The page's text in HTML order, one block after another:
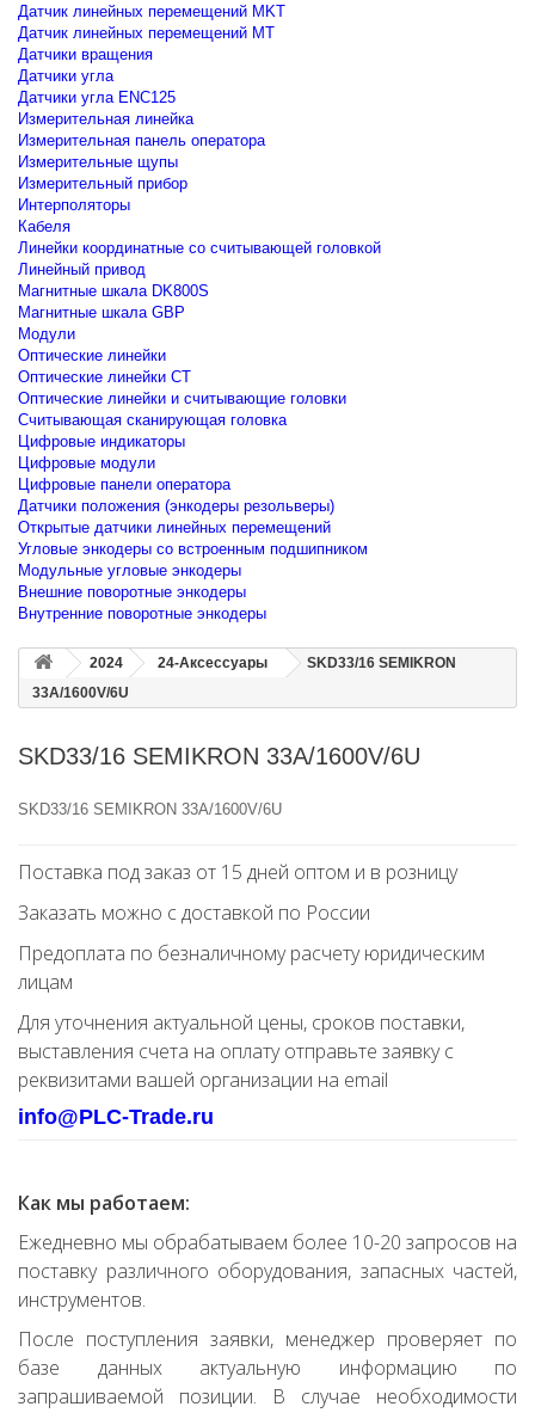
Датчик линейных перемещений MKT
Датчик линейных перемещений MT
Датчики вращения
Датчики угла
Датчики угла ENC125
Измерительная линейка
Измерительная панель оператора
Измерительные щупы
Измерительный прибор
Интерполяторы
Кабеля
Линейки координатные со считывающей головкой
Линейный привод
Магнитные шкала DK800S
Магнитные шкала GBP
Модули
Оптические линейки
Оптические линейки CT
Оптические линейки и считывающие головки
Считывающая сканирующая головка
Цифровые индикаторы
Цифровые модули
Цифровые панели оператора
Датчики положения (энкодеры резольверы)
Открытые датчики линейных перемещений
Угловые энкодеры со встроенным подшипником
Модульные угловые энкодеры
Внешние поворотные энкодеры
Внутренние поворотные энкодеры
2024 24-Аксессуары
SKD33/16 SEMIKRON
33A/1600V/6U
SKD33/16 SEMIKRON 33A/1600V/6U
SKD33/16 SEMIKRON 33A/1600V/6U
Поставка под заказ от 15 дней оптом и в розницу
Заказать можно с доставкой по России
Предоплата по безналичному расчету юридическим
лицам
Для уточнения актуальной цены, сроков поставки,
выставления счета на оплату отправьте заявку с
реквизитами вашей организации на email
info@PLC-Trade.ru
Как мы работаем:
Ежедневно мы обрабатываем более 10-20 запросов на
поставку различного оборудования, запасных частей,
инструментов.
После поступления заявки, менеджер проверяет по
базе данных актуальную информацию по
запрашиваемой позиции. В случае необходимости